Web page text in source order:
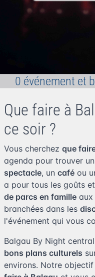
0 événement et
Que faire à
ce soir ?
Vous cherchez que
agenda pour trouver un
spectacle, un café ou
a pour tous les goûts
de parcs en famille aux
branchées dans les
l'événement qui vous
Balgau By Night
bons plans culturels
environs. Notre